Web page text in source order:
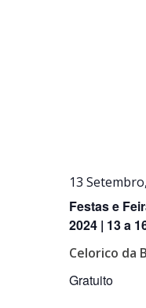
Festas e
2024 | 13 a
13
Celorico da
Gratuito